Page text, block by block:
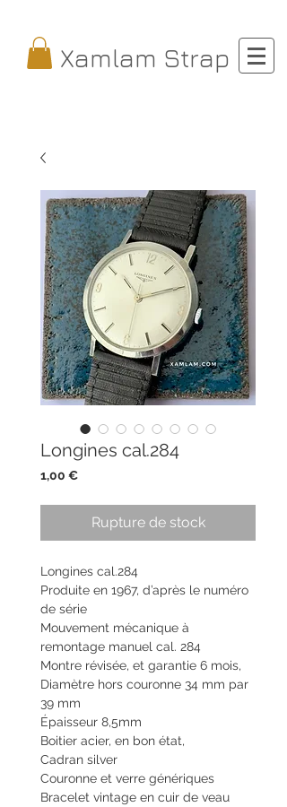
Xamlam Strap
Longines cal.284
1,00 €Prix
Rupture de stock
Longines cal.284
Produite en 1967, d’après le numéro
de série
Mouvement mécanique à
remontage manuel cal. 284
Montre révisée, et garantie 6 mois,
Diamètre hors couronne 34 mm par
39 mm
Épaisseur 8,5mm
Boitier acier, en bon état,
Cadran silver
Couronne et verre génériques
Bracelet vintage en cuir de veau